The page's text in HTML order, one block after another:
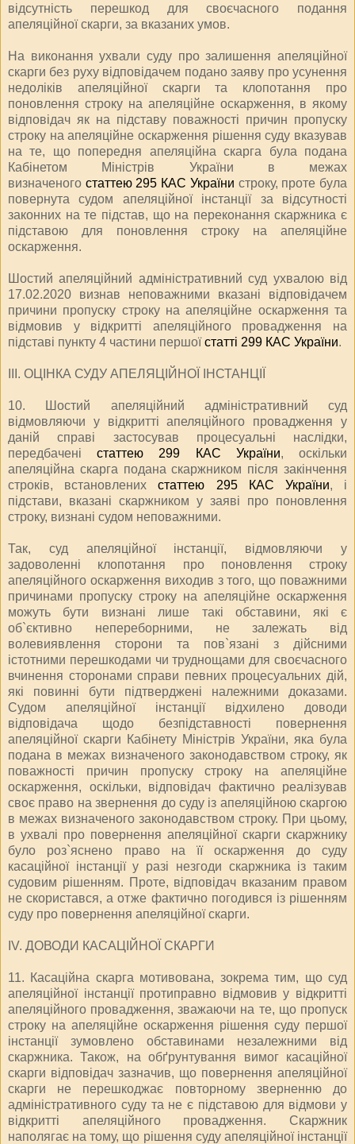
відсутність перешкод для своєчасного подання
апеляційної скарги, за вказаних умов.
На виконання ухвали суду про залишення апеляційної
скарги без руху відповідачем подано заяву про усунення
недоліків апеляційної скарги та клопотання про
поновлення строку на апеляційне оскарження, в якому
відповідач як на підставу поважності причин пропуску
строку на апеляційне оскарження рішення суду вказував
на те, що попередня апеляційна скарга була подана
Кабінетом Міністрів України в межах
визначеного статтею 295 КАС України строку, проте була
повернута судом апеляційної інстанції за відсутності
законних на те підстав, що на переконання скаржника є
підставою для поновлення строку на апеляційне
оскарження.
Шостий апеляційний адміністративний суд ухвалою від
17.02.2020 визнав неповажними вказані відповідачем
причини пропуску строку на апеляційне оскарження та
відмовив у відкритті апеляційного провадження на
підставі пункту 4 частини першоїстатті 299 КАС України.
ІІІ. ОЦІНКА СУДУ АПЕЛЯЦІЙНОЇ ІНСТАНЦІЇ
10. Шостий апеляційний адміністративний суд
відмовляючи у відкритті апеляційного провадження у
даній справі застосував процесуальні наслідки,
передбаченістаттею 299 КАС України, оскільки
апеляційна скарга подана скаржником після закінчення
строків, встановленихстаттею 295 КАС України, і
підстави, вказані скаржником у заяві про поновлення
строку, визнані судом неповажними.
Так, суд апеляційної інстанції, відмовляючи у
задоволенні клопотання про поновлення строку
апеляційного оскарження виходив з того, що поважними
причинами пропуску строку на апеляційне оскарження
можуть бути визнані лише такі обставини, які є
об`єктивно непереборними, не залежать від
волевиявлення сторони та пов`язані з дійсними
істотними перешкодами чи труднощами для своєчасного
вчинення сторонами справи певних процесуальних дій,
які повинні бути підтверджені належними доказами.
Судом апеляційної інстанції відхилено доводи
відповідача щодо безпідставності повернення
апеляційної скарги Кабінету Міністрів України, яка була
подана в межах визначеного законодавством строку, як
поважності причин пропуску строку на апеляційне
оскарження, оскільки, відповідач фактично реалізував
своє право на звернення до суду із апеляційною скаргою
в межах визначеного законодавством строку. При цьому,
в ухвалі про повернення апеляційної скарги скаржнику
було роз`яснено право на її оскарження до суду
касаційної інстанції у разі незгоди скаржника із таким
судовим рішенням. Проте, відповідач вказаним правом
не скористався, а отже фактично погодився із рішенням
суду про повернення апеляційної скарги.
IV. ДОВОДИ КАСАЦІЙНОЇ СКАРГИ
11. Касаційна скарга мотивована, зокрема тим, що суд
апеляційної інстанції протиправно відмовив у відкритті
апеляційного провадження, зважаючи на те, що пропуск
строку на апеляційне оскарження рішення суду першої
інстанції зумовлено обставинами незалежними від
скаржника. Також, на обґрунтування вимог касаційної
скарги відповідач зазначив, що повернення апеляційної
скарги не перешкоджає повторному зверненню до
адміністративного суду та не є підставою для відмови у
відкритті апеляційного провадження. Скаржник
наполягає на тому, що рішення суду апеляційної інстанції